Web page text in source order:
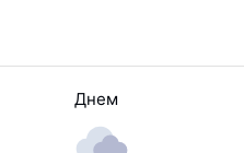
Днем